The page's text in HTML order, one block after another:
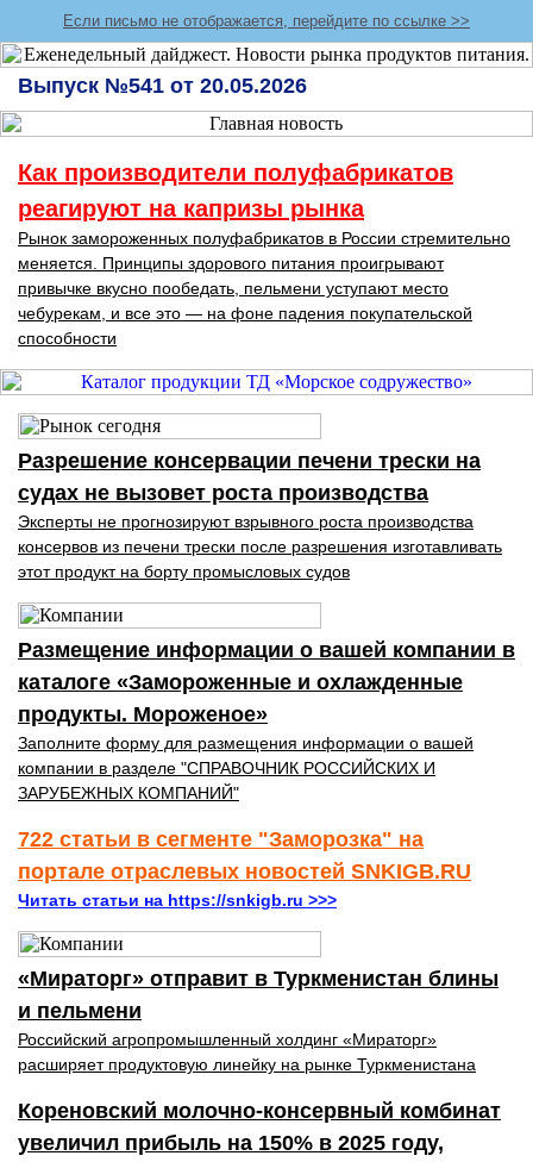
Если письмо не отображается, перейдите по ссылке >>
Выпуск №541 от 20.05.2026
Как производители полуфабрикатов
реагируют на капризы рынка
Рынок замороженных полуфабрикатов в России стремительно
меняется. Принципы здорового питания проигрывают
привычке вкусно пообедать, пельмени уступают место
чебурекам, и все это — на фоне падения покупательской
способности
Разрешение консервации печени трески на
судах не вызовет роста производства
Эксперты не прогнозируют взрывного роста производства
консервов из печени трески после разрешения изготавливать
этот продукт на борту промысловых судов
Размещение информации о вашей компании в
каталоге «Замороженные и охлажденные
продукты. Мороженое»
Заполните форму для размещения информации о вашей
компании в разделе "СПРАВОЧНИК РОССИЙСКИХ И
ЗАРУБЕЖНЫХ КОМПАНИЙ"
722 статьи в сегменте "Заморозка" на
портале отраслевых новостей SNKIGB.RU
Читать статьи на https://snkigb.ru >>>
«Мираторг» отправит в Туркменистан блины
и пельмени
Российский агропромышленный холдинг «Мираторг»
расширяет продуктовую линейку на рынке Туркменистана
Кореновский молочно-консервный комбинат
увеличил прибыль на 150% в 2025 году,